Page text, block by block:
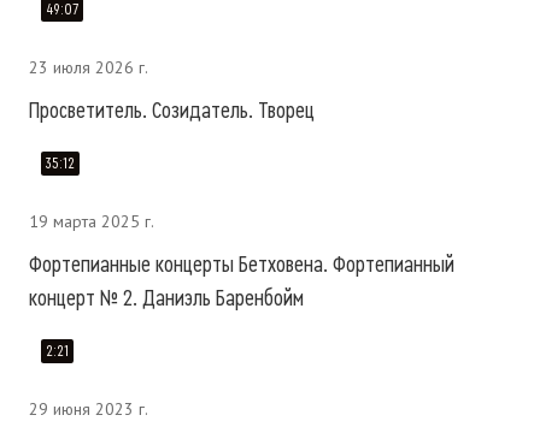
49:07
23 июля 2026 г.
Просветитель. Созидатель. Творец
35:12
19 марта 2025 г.
Фортепианные концерты Бетховена. Фортепианный
концерт № 2. Даниэль Баренбойм
2:21
29 июня 2023 г.